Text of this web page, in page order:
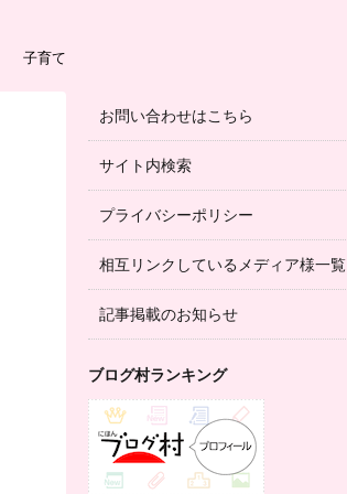
子育て
お問い合わせはこちら
サイト内検索
プライバシーポリシー
相互リンクしているメディア様一覧
記事掲載のお知らせ
ブログ村ランキング